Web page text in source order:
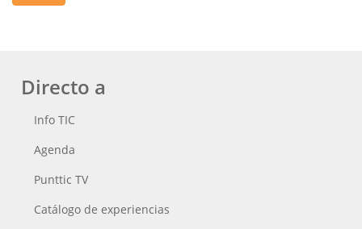
Directo a
Info TIC
Agenda
Punttic TV
Catálogo de experiencias